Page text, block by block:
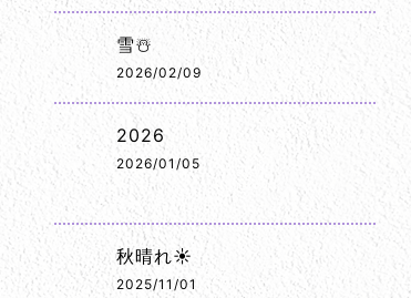
雪☃️
2026/02/09
2026
2026/01/05
秋晴れ☀️
2025/11/01